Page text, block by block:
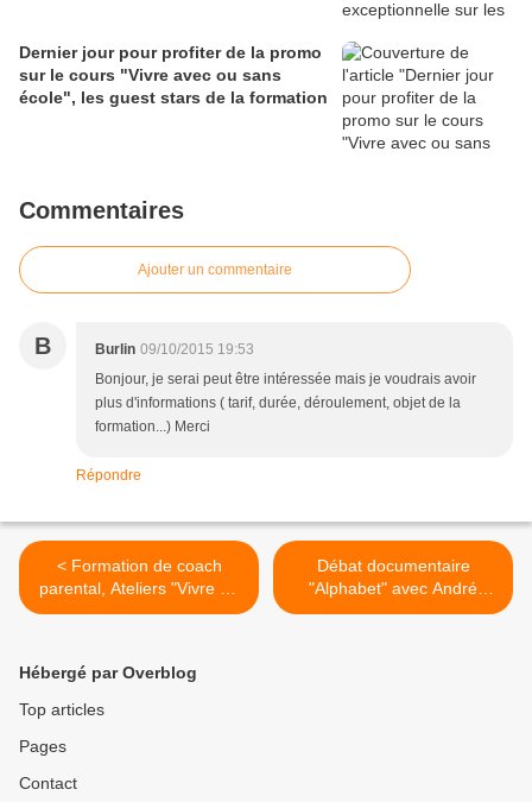
Dernier jour pour profiter de la promo
sur le cours "Vivre avec ou sans
école", les guest stars de la formation
Commentaires
Ajouter un commentaire
B Burlin 09/10/2015 19:53
Bonjour, je serai peut être intéressée mais je voudrais avoir
plus d'informations ( tarif, durée, déroulement, objet de la
formation...) Merci
Répondre
< Formation de coach
parental, Ateliers "Vivre en
famille, un défi créatif"
Débat documentaire
"Alphabet" avec André
Stern et Catherine
Hébergé par Overblog
Top articles
Pages
Contact